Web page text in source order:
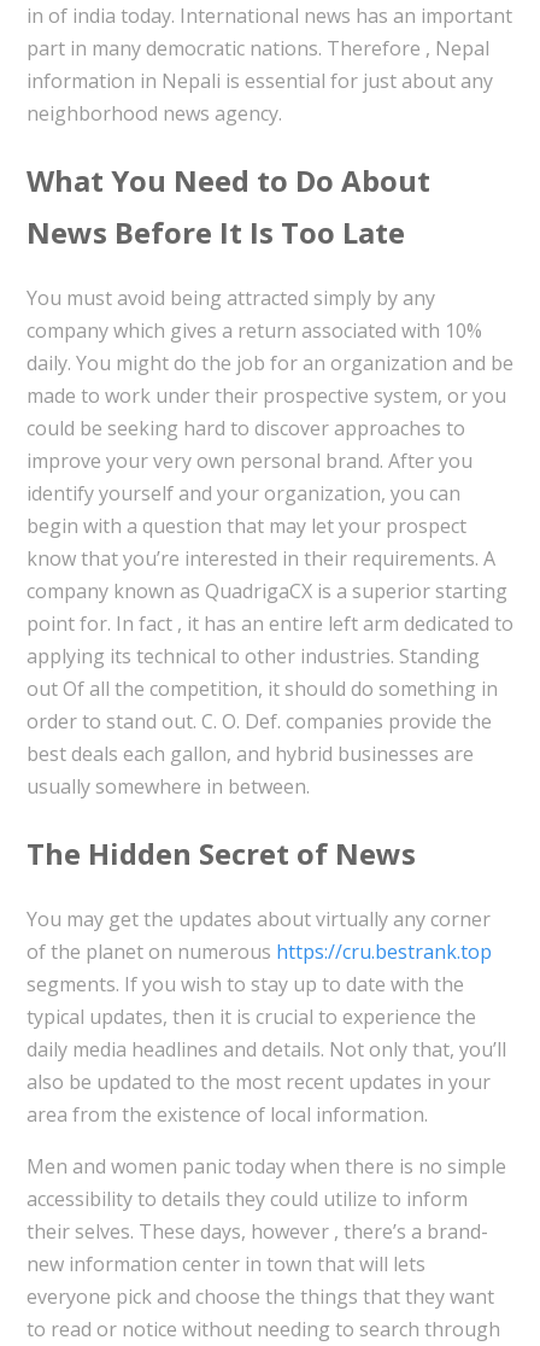
in of india today. International news has an important
part in many democratic nations. Therefore , Nepal
information in Nepali is essential for just about any
neighborhood news agency.
What You Need to Do About
News Before It Is Too Late
You must avoid being attracted simply by any
company which gives a return associated with 10%
daily. You might do the job for an organization and be
made to work under their prospective system, or you
could be seeking hard to discover approaches to
improve your very own personal brand. After you
identify yourself and your organization, you can
begin with a question that may let your prospect
know that you’re interested in their requirements. A
company known as QuadrigaCX is a superior starting
point for. In fact , it has an entire left arm dedicated to
applying its technical to other industries. Standing
out Of all the competition, it should do something in
order to stand out. C. O. Def. companies provide the
best deals each gallon, and hybrid businesses are
usually somewhere in between.
The Hidden Secret of News
You may get the updates about virtually any corner
of the planet on numerous https://cru.bestrank.top
segments. If you wish to stay up to date with the
typical updates, then it is crucial to experience the
daily media headlines and details. Not only that, you’ll
also be updated to the most recent updates in your
area from the existence of local information.
Men and women panic today when there is no simple
accessibility to details they could utilize to inform
their selves. These days, however , there’s a brand-
new information center in town that will lets
everyone pick and choose the things that they want
to read or notice without needing to search through